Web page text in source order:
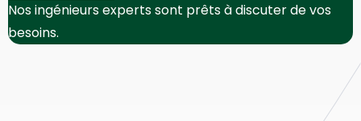
Nos ingénieurs experts sont prêts à discuter de vos
besoins.